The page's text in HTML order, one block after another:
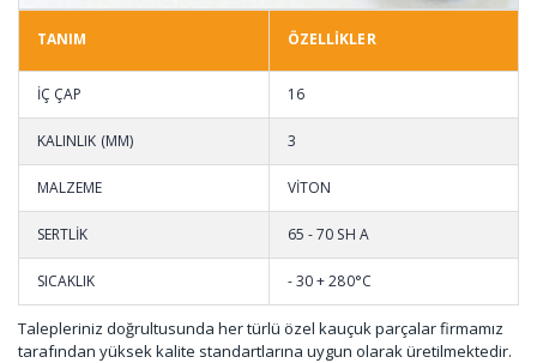
TANIM ÖZELLİKLER
İÇ ÇAP 16
KALINLIK (MM) 3
MALZEME VİTON
SERTLİK 65 - 70 SH A
SICAKLIK - 30 + 280°C
Talepleriniz doğrultusunda her türlü özel kauçuk parçalar firmamız
tarafından yüksek kalite standartlarına uygun olarak üretilmektedir.